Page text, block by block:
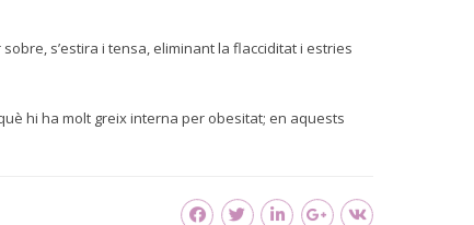
s’estira i tensa, eliminant la flacciditat i estries
hi ha molt greix interna per obesitat; en aquests